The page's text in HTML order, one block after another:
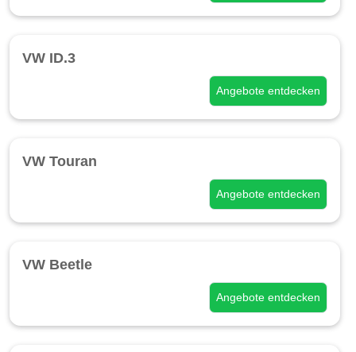
VW ID.3
Angebote entdecken
VW Touran
Angebote entdecken
VW Beetle
Angebote entdecken